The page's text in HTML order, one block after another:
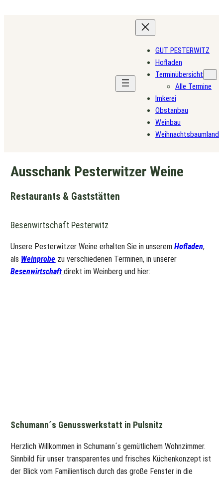
GUT PESTERWITZ
Hofladen
Terminübersicht
Alle Termine
Imkerei
Obstanbau
Weinbau
Weihnachtsbaumland
Ausschank Pesterwitzer Weine
Restaurants & Gaststätten
Besenwirtschaft Pesterwitz
Unsere Pesterwitzer Weine erhalten Sie in unseremHofladen,
als Weinprobe zu verschiedenen Terminen, in unserer
Besenwirtschaft direkt im Weinberg und hier:
Schumann´s Genusswerkstatt in Pulsnitz
Herzlich Willkommen in Schumann´s gemütlichem Wohnzimmer.
Sinnbild für unser transparentes und frisches Küchenkonzept ist
der Blick vom Familientisch durch das große Fenster in die